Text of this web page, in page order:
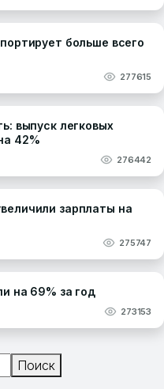
больше всего
277615
выпуск легковых
42%
276442
зарплаты на
275747
на 69% за год
273153
Поиск